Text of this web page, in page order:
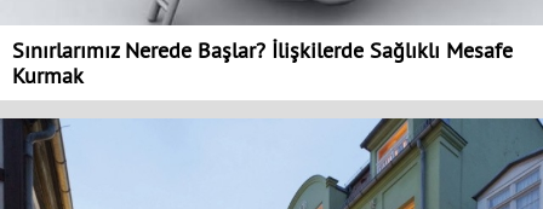
Sınırlarımız Nerede Başlar? İlişkilerde Sağlıklı Mesafe
Kurmak